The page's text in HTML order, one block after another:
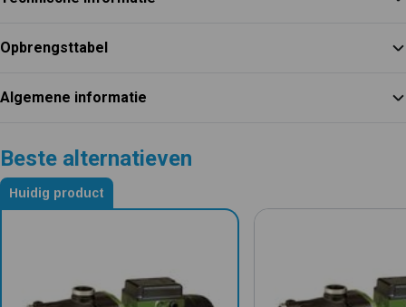
Opbrengsttabel
Algemene informatie
Beste alternatieven
Alternatieven voor DAB Eurocom SP 30/50 T
Huidig product